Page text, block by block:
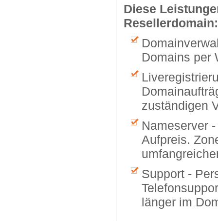
Diese
Resellerdomain:
Domains per
zuständigen
Nameserver
Aufpreis.
Support -
länger im